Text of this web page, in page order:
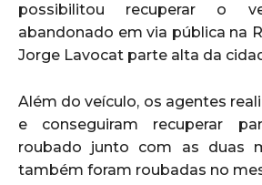
possibilitou recuperar o
abandonado em via pública na
Jorge Lavocat parte alta da
Além do veículo, os agentes
e conseguiram recuperar
roubado junto com as duas
também foram roubadas no